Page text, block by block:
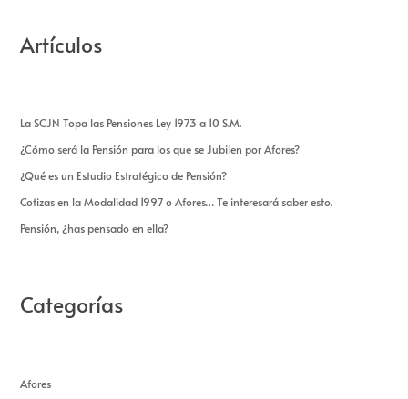
Artículos
La SCJN Topa las Pensiones Ley 1973 a 10 S.M.
¿Cómo será la Pensión para los que se Jubilen por Afores?
¿Qué es un Estudio Estratégico de Pensión?
Cotizas en la Modalidad 1997 o Afores… Te interesará saber esto.
Pensión, ¿has pensado en ella?
Categorías
Afores